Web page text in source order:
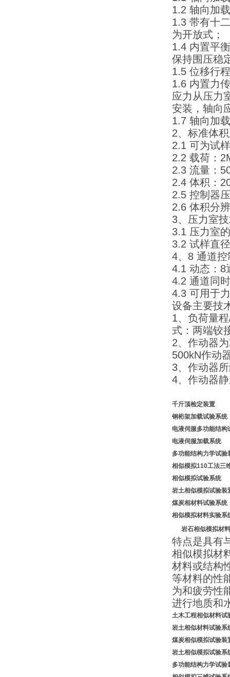
1.2 轴向加
1.3 带有十
为开放式；
1.4 内置平
保持围压稳
1.5 位移行
1.6 内置力
应力从压力
安装，轴向
1.7 轴向加
2、标准体
2.1 可为试
2.2 载荷：
2.3 流量：
2.4 体积：
2.5 控制器
2.6 体积分
3、压力室
3.1 压力室
3.2 试样直
4、8 通道
4.1 动态：8
4.2 通道同
4.3 可用于
设备主要技
1、负荷量
式：两端铰
2、作动器
500kN作动
3、作动器
4、作动器
千斤顶检定装置
钢桁架加载试验系统
电液伺服多功能结
电液伺服加载系统
多功能结构力学试
相似模拟110工法三
相似模拟试验系统
岩土相似模拟试验装
煤炭相材料试验系统
相似模拟材料实验系
岩石相似模拟材
特点是具有
相似模拟材
材料或结构
等材料的性
为和疲劳性
进行地质和
土木工程相似材料试
岩土相似材料试验系
煤炭相似模拟试验装
岩土相似模拟试验系
多功能结构力学试